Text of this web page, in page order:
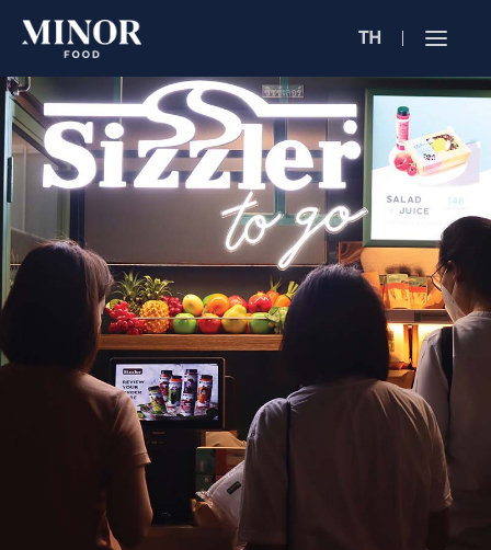
Jobs
ตำแหน่งงาน
ค้นหาจากลักษณะ
ค้นหาจากชื่อร้าน
ค้นหาจากเนื้อหา
TH